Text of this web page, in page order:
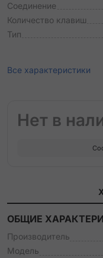
Соединение
Количество клавиш
Тип
Все характеристики
Нет в
ОБЩИЕ
Производитель
Модель